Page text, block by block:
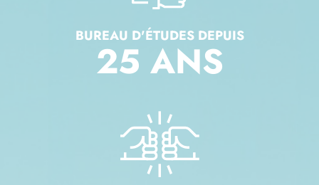
BUREAU D'ÉTUDES DEPUIS
25 ANS